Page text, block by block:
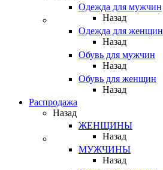
Одежда для мужчин
Назад
Одежда для женщин
Назад
Обувь для мужчин
Назад
Обувь для женщин
Назад
Распродажа
Назад
ЖЕНЩИНЫ
Назад
МУЖЧИНЫ
Назад